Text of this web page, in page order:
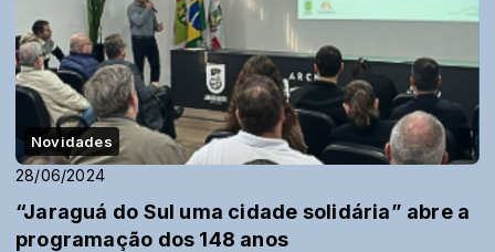
Novidades
28/06/2024
“Jaraguá do Sul uma cidade solidária” abre a
programação dos 148 anos